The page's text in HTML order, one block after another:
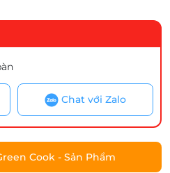
Chat với Zalo
Cook - Sản Phẩm